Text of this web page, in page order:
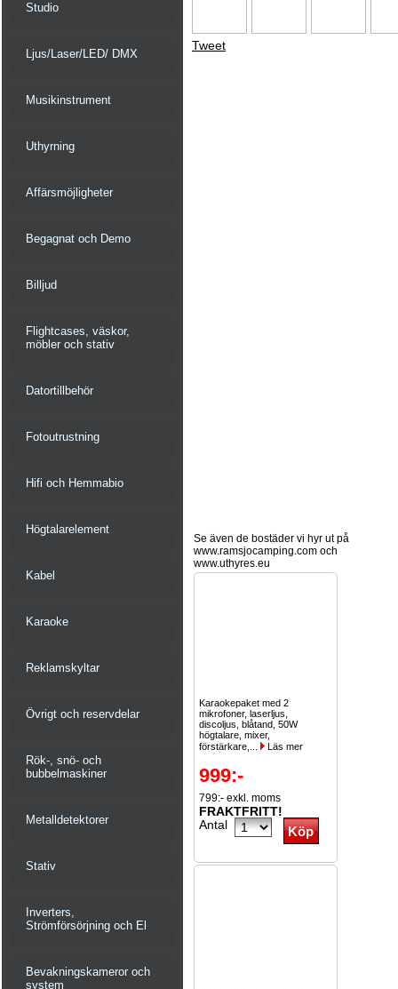
Studio
Ljus/Laser/LED/ DMX
Musikinstrument
Uthyrning
Affärsmöjligheter
Begagnat och Demo
Billjud
Flightcases, väskor,
möbler och stativ
Datortillbehör
Fotoutrustning
Hifi och Hemmabio
Högtalarelement
Kabel
Karaoke
Reklamskyltar
Övrigt och reservdelar
Rök-, snö- och
bubbelmaskiner
Metalldetektorer
Stativ
Inverters,
Strömförsörjning och El
Bevakningskameror och
system
Tweet
Se även de bostäder vi hyr ut på
www.ramsjocamping.com och
www.uthyres.eu
Karaokepaket med 2
mikrofoner, laserljus,
discoljus, blåtand, 50W
högtalare, mixer,
förstärkare,...
Läs mer
999:-
799:- exkl. moms
FRAKTFRITT!
Antal